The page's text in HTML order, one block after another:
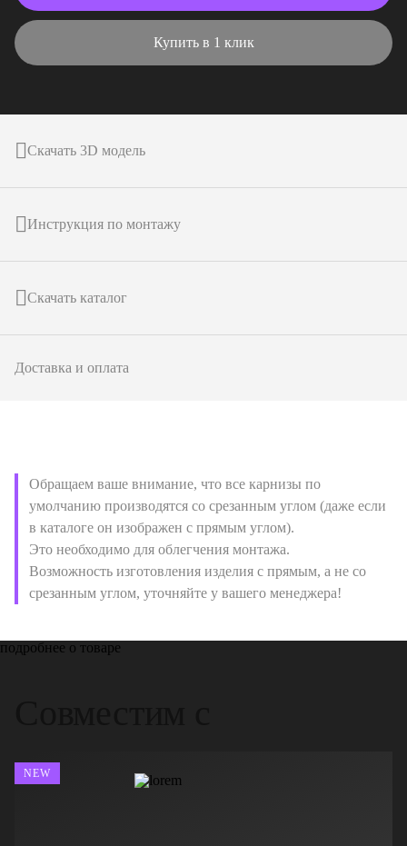
Купить в 1 клик
Скачать 3D модель
Инструкция по монтажу
Скачать каталог
Доставка и оплата
Обращаем ваше внимание, что все карнизы по
умолчанию производятся со срезанным углом (даже если
в каталоге он изображен с прямым углом).
Это необходимо для облегчения монтажа.
Возможность изготовления изделия с прямым, а не со
срезанным углом, уточняйте у вашего менеджера!
подробнее о товаре
NEW